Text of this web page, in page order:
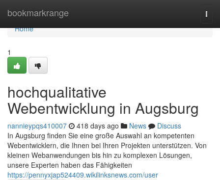
bookmarkrange
Home
Home
1
hochqualitative
Webentwicklung in Augsburg
nannieypqs410007 418 days ago News
Discuss
In Augsburg finden Sie eine große Auswahl an kompetenten
Webentwicklern, die Ihnen bei Ihren Projekten unterstützen. Von
kleinen Webanwendungen bis hin zu komplexen Lösungen,
unsere Experten haben das Fähigkeiten
https://pennyxjap524409.wikilinksnews.com/user